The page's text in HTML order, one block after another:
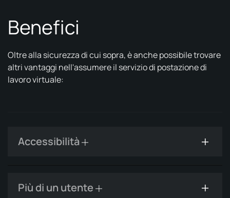
Benefici
Oltre alla sicurezza di cui sopra, è anche possibile trovare
altri vantaggi nell'assumere il servizio di postazione di
lavoro virtuale:
Accessibilità
Più di un utente